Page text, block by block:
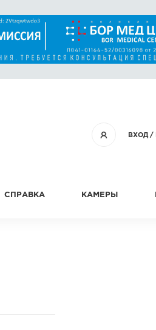
ВХОД/
СПРАВКА КАМЕРЫ